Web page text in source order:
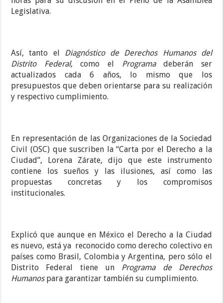
Legislativa.
Así, tanto el Diagnóstico de Derechos Humanos del
Distrito Federal, como el Programadeberán ser
actualizados cada 6 años, lo mismo que los
presupuestos que deben orientarse para su realización
y respectivo cumplimiento.
En representación de las Organizaciones de la Sociedad
Civil (OSC) que suscriben la “Carta por el Derecho a la
Ciudad”, Lorena Zárate, dijo que este instrumento
contiene los sueños y las ilusiones, así como las
propuestas concretas y los compromisos
institucionales.
Explicó que aunque en México el Derecho a la Ciudad
es nuevo, está ya reconocido como derecho colectivo en
países como Brasil, Colombia y Argentina, pero sólo el
Distrito Federal tiene un Programa de Derechos
Humanospara garantizar también su cumplimiento.